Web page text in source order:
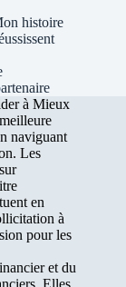
histoire
à Mieux
naviguant
Les
en
à
pour les
et du